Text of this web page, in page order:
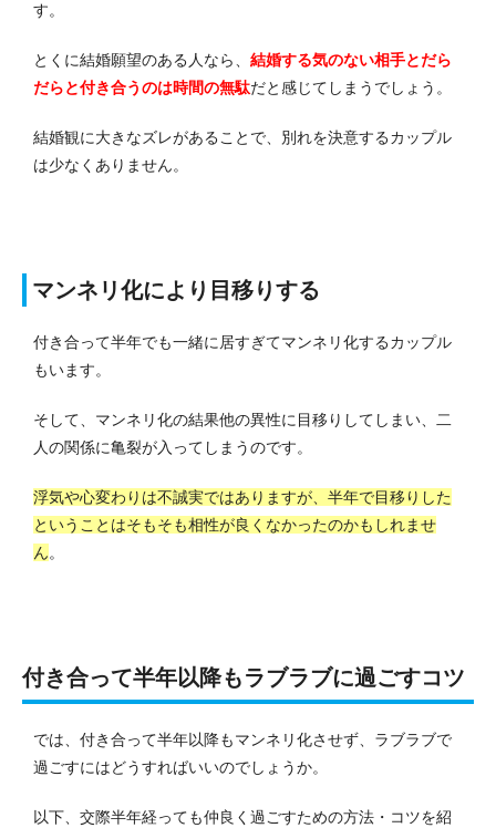
す。
とくに結婚願望のある人なら、 結婚する気のない相手とだら
だらと付き合うのは時間の無駄だと感じてしまうでしょう。
結婚観に大きなズレがあることで、別れを決意するカップル
は少なくありません。
マンネリ化により目移りする
付き合って半年でも一緒に居すぎてマンネリ化するカップル
もいます。
そして、マンネリ化の結果他の異性に目移りしてしまい、二
人の関係に亀裂が入ってしまうのです。
浮気や心変わりは不誠実ではありますが、半年で目移りした
ということはそもそも相性が良くなかったのかもしれませ
ん。
付き合って半年以降もラブラブに過ごすコツ
では、付き合って半年以降もマンネリ化させず、ラブラブで
過ごすにはどうすればいいのでしょうか。
以下、交際半年経っても仲良く過ごすための方法・コツを紹